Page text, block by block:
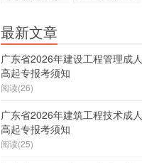
最新文章
广东省2026年建设工程管理成人
高起专报考须知
阅读(26)
广东省2026年建筑工程技术成人
高起专报考须知
阅读(25)